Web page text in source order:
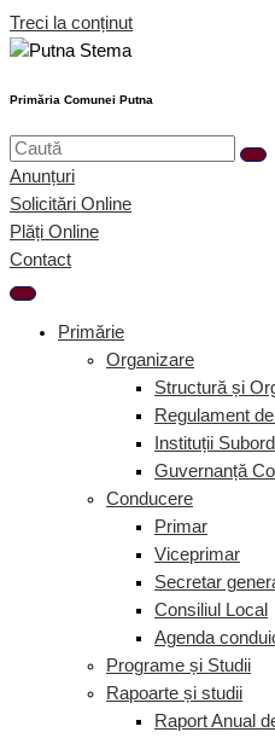
Treci la conținut
Primăria Comunei Putna
Anunțuri
Solicitări Online
Plăți Online
Contact
Primărie
Organizare
Structură și
Regulament
Instituții
Guvernanță
Conducere
Primar
Viceprimar
Secretar
Consiliul Local
Agenda
Programe și Studii
Rapoarte și studii
Raport Anual